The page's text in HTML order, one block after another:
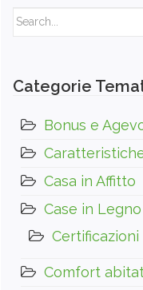
Search for:
Categorie
Bonus e
Casa in Affitto
Case in Legno
Certificazioni
Comfort